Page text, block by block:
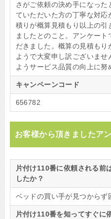
さがご依頼の決め手になっ
ていただいた方の丁寧な対
積りが概算見積もり以上の引
ましたとのこと。アンケー
だきました。概算の見積もり
ようで大変申し訳ございま
ようサービス品質の向上に努
キャンペーンコード
656782
お客様から頂きましたア
片付け110番に依頼される前
したか？
ベッドの買い手が見つからず
片付け110番を知ってすぐに